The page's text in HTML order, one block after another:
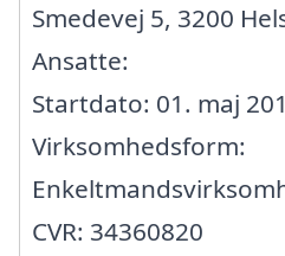
Smedevej 5, 3200
Ansatte:
Startdato: 01. maj
Virksomhedsform:
CVR: 34360820